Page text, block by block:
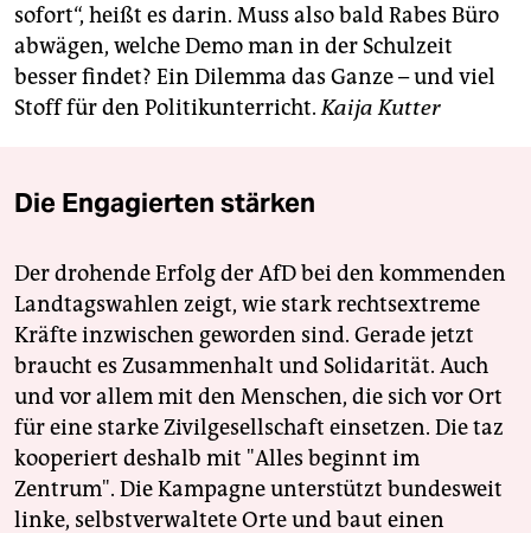
sofort“, heißt es darin. Muss also bald Rabes Büro
abwägen, welche Demo man in der Schulzeit
besser findet? Ein Dilemma das Ganze – und viel
Stoff für den Politikunterricht.Kaija Kutter
Die Engagierten stärken
Der drohende Erfolg der AfD bei den kommenden
Landtagswahlen zeigt, wie stark rechtsextreme
Kräfte inzwischen geworden sind. Gerade jetzt
braucht es Zusammenhalt und Solidarität. Auch
und vor allem mit den Menschen, die sich vor Ort
für eine starke Zivilgesellschaft einsetzen. Die taz
kooperiert deshalb mit "Alles beginnt im
Zentrum". Die Kampagne unterstützt bundesweit
linke, selbstverwaltete Orte und baut einen